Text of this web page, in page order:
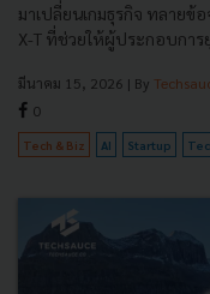
มาเปลี่ยนเกมธุรกิจ ทลายข้
X-T ที่ช่วยให้ผู้ประกอบการยุ
มีนาคม 15, 2026 | By
0
Tech & Biz AI Startup